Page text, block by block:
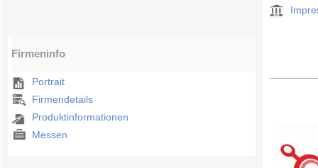
Firmeninfo
Portrait
Firmendetails
Produktinformationen
Messen